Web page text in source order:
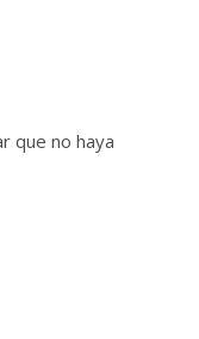
que no haya